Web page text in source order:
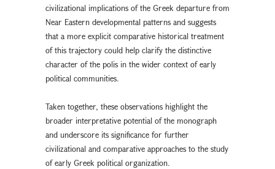
civilizational implications of the Greek departure from
Near Eastern developmental patterns and suggests
that a more explicit comparative historical treatment
of this trajectory could help clarify the distinctive
character of the polis in the wider context of early
political communities.
Taken together, these observations highlight the
broader interpretative potential of the monograph
and underscore its significance for further
civilizational and comparative approaches to the study
of early Greek political organization.